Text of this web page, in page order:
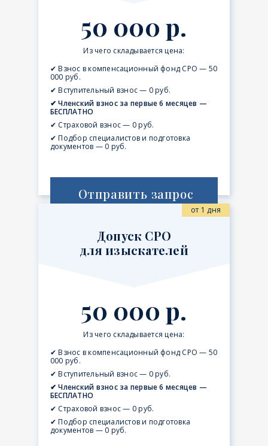
50 000 р.
Из чего складывается цена:
✔ Взнос в компенсационный фонд СРО — 50
000 руб.
✔ Вступительный взнос — 0 руб.
✔ Членский взнос за первые 6 месяцев —
БЕСПЛАТНО
✔ Страховой взнос — 0 руб.
✔ Подбор специалистов и подготовка
документов — 0 руб.
Отправить запрос
от 1 дня
Допуск СРО
для изыскателей
50 000 р.
Из чего складывается цена:
✔ Взнос в компенсационный фонд СРО — 50
000 руб.
✔ Вступительный взнос — 0 руб.
✔ Членский взнос за первые 6 месяцев —
БЕСПЛАТНО
✔ Страховой взнос — 0 руб.
✔ Подбор специалистов и подготовка
документов — 0 руб.